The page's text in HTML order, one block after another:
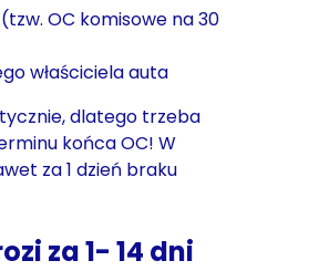
(tzw. OC komisowe na 30
właściciela auta
dlatego trzeba
końca OC! W
za 1 dzień braku
za 1- 14 dni